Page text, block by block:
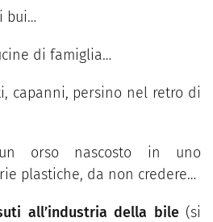
bui…
di famiglia…
capanni, persino nel retro di
orso nascosto in uno
plastiche, da non credere…
all’industria della bile (si